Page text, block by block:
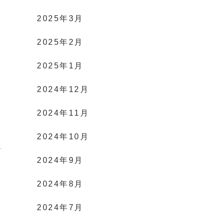
2025年3月
2025年2月
2025年1月
2024年12月
2024年11月
2024年10月
2024年9月
2024年8月
2024年7月